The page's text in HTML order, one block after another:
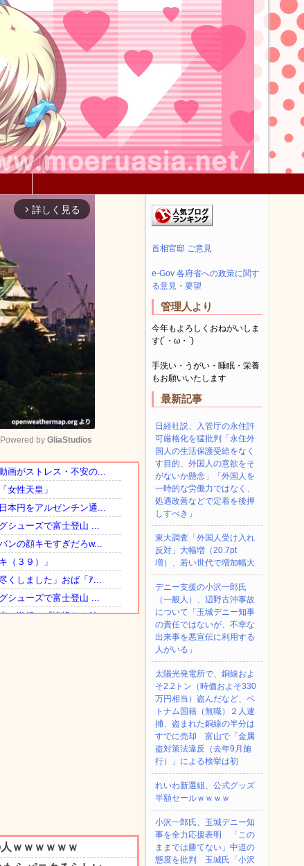
arrow_forward_ios 詳しく見る
Mute
Powered by GliaStudios
首相官邸 ご意見
e-Gov 各府省への政策に関す
る意見・要望
管理人より
今年もよろしくおねがいしま
す(´・ω・`)
手洗い・うがい・睡眠・栄養
もお願いいたします
最新記事
日経社説、入管庁の永住許
可厳格化を猛批判「永住外
国人の生活保護受給をなく
す目的、外国人の意欲をそ
がないか懸念」「外国人を
一時的な労働力ではなく、
処遇改善などで定着を後押
しすべき」
東大調査「外国人受け入れ
反対」大幅増（20.7pt
増）、若い世代で増加幅大
デニー支援の小沢一郎氏
（一般人）、辺野古沖事故
について「玉城デニー知事
の責任ではないが、不幸な
出来事を悪宣伝に利用する
人がいる」
太陽光発電所で、銅線およ
そ2.2トン（時価およそ330
万円相当）盗んだなど、ベ
トナム国籍（無職）２人逮
捕、盗まれた銅線の半分は
すでに売却 富山で「金属
盗対策法違反（去年9月施
行）」による検挙は初
れいわ新選組、公式グッズ
半額セールｗｗｗｗ
小沢一郎氏、玉城デニー知
事を全力応援表明 「この
ままでは勝てない」中道の
態度を批判 玉城氏「小沢